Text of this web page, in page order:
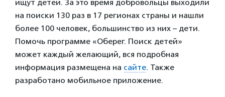
ищут детей. За это время добровольцы выходили
на поиски 130 раз в 17 регионах страны и нашли
более 100 человек, большинство из них – дети.
Помочь программе «Оберег. Поиск детей»
может каждый желающий, вся подробная
информация размещена на сайте. Также
разработано мобильное приложение.